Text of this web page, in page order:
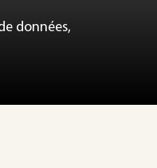
données,